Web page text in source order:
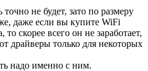
точно не будет, зато по размеру
даже если вы купите WiFi
скорее всего он не заработает,
драйверы только для некоторых
надо именно с ним.